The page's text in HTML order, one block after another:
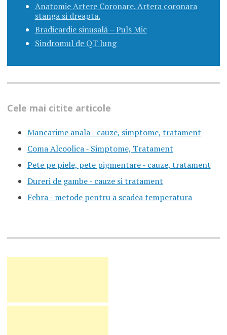
Anatomie Artere Coronare. Artera coronara
stanga si dreapta.
Bradicardie sinusală – Puls Mic
Sindromul de QT lung
Cele mai citite articole
Mancarime anala - cauze, simptome, tratament
Coma Alcoolica - Simptome, Tratament
Pete pe piele, pete pigmentare - cauze, tratament
Dureri de gambe - cauze si tratament
Febra - metode pentru a scadea temperatura